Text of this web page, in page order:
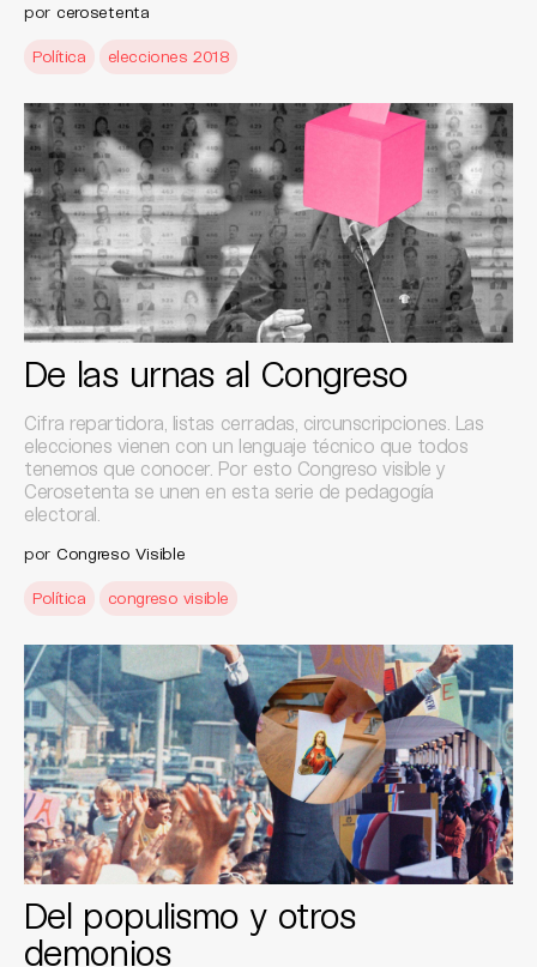
por cerosetenta
Política elecciones 2018
De las urnas al Congreso
Cifra repartidora, listas cerradas, circunscripciones. Las
elecciones vienen con un lenguaje técnico que todos
tenemos que conocer. Por esto Congreso visible y
Cerosetenta se unen en esta serie de pedagogía
electoral.
por Congreso Visible
Política congreso visible
Del populismo y otros
demonios